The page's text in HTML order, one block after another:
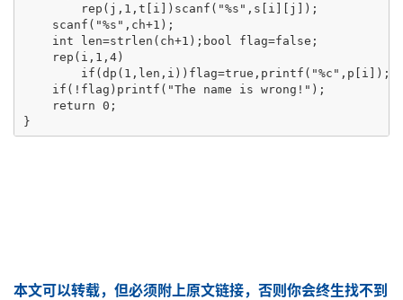
        rep(j,1,t[i])scanf("%s",s[i][j]);
    scanf("%s",ch+1);
    int len=strlen(ch+1);bool flag=false;
    rep(i,1,4)
        if(dp(1,len,i))flag=true,printf("%c",p[i]);
    if(!flag)printf("The name is wrong!");
    return 0;
本文可以转载，但必须附上原文链接，否则你会终生找不到